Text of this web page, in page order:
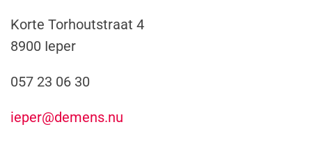
Korte Torhoutstraat 4
8900 Ieper
057 23 06 30
ieper@demens.nu